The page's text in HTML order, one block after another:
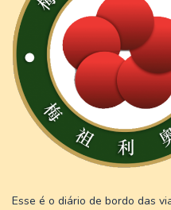
Esse é o diário de bordo das